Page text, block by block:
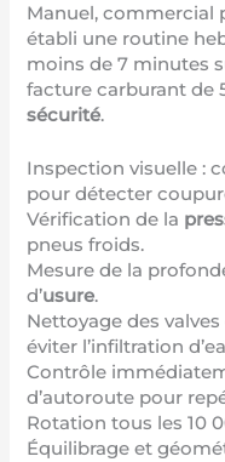
Manuel, commercial
établi une routine
moins de 7 minutes
facture carburant de
sécurité.
Inspection visuelle :
pour détecter
Vérification de la
pneus froids.
Mesure de la
d’usure.
Nettoyage des
éviter l’infiltration
Contrôle
d’autoroute pour
Rotation tous les 10
Équilibrage et